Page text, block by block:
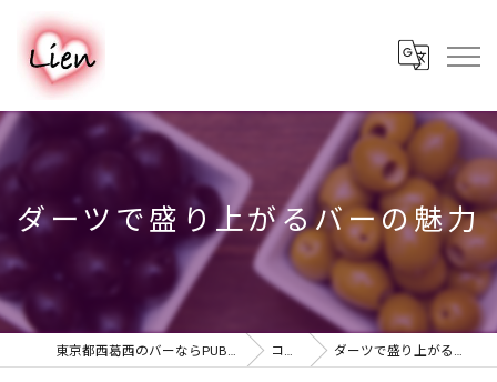
ダーツで盛り上がるバーの魅力
東京都西葛西のバーならPUB & BAR Lien コラム ダーツで盛り上がるバーの魅力